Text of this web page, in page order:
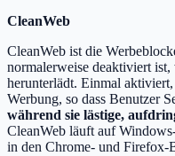
CleanWeb
CleanWeb ist die
normalerweise deaktiviert
herunterlädt. Einmal
Werbung, so dass Benutzer
während sie lästige,
CleanWeb läuft auf
in den Chrome- und Firefox-